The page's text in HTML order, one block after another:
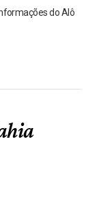
do Alô